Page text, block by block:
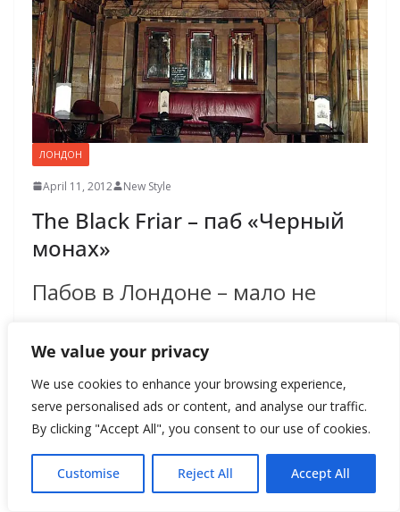
We value your privacy
We use cookies to enhance your browsing experience,
serve personalised ads or content, and analyse our traffic.
By clicking "Accept All", you consent to our use of cookies.
Customise Reject All Accept All
ЛОНДОН
April 11, 2012 New Style
The Black Friar – паб «Черный
монах»
Пабов в Лондоне – мало не
монах» (Black Friar) в
лондонском Сити – уникален.
Ну нет в